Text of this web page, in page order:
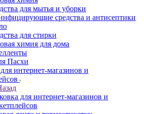
для мытья и уборки
средства и антисептики
для стирки
химия для дома
Пасхи
интернет-магазинов и
для интернет-магазинов и